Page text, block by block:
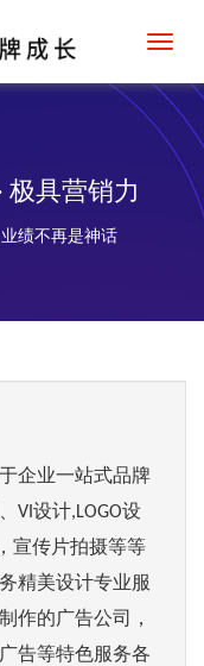
极具营销力
绩不再是神话
企业一站式品牌
VI设计,LOGO设
宣传片拍摄等等
精美设计专业服
作的广告公司，
告等特色服务各